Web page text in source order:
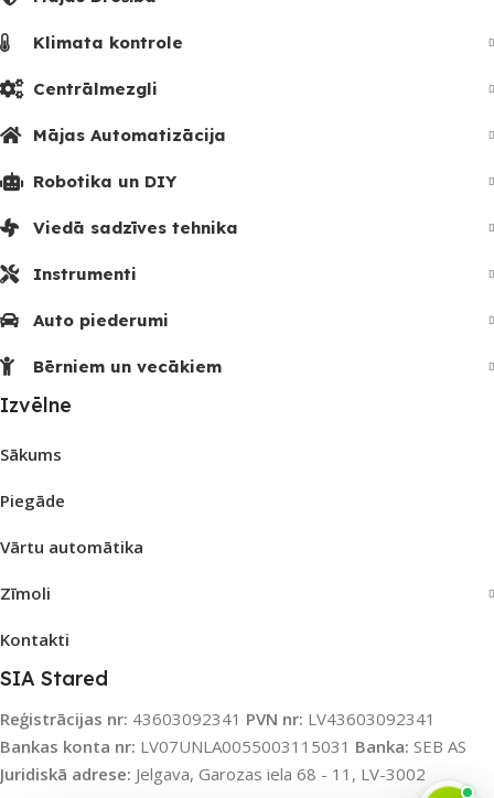
Klimata kontrole
Centrālmezgli
Mājas Automatizācija
Robotika un DIY
Viedā sadzīves tehnika
Instrumenti
Auto piederumi
Bērniem un vecākiem
Izvēlne
Sākums
Piegāde
Vārtu automātika
Zīmoli
Kontakti
SIA Stared
Reģistrācijas nr: 43603092341 PVN nr: LV43603092341
Bankas konta nr: LV07UNLA0055003115031 Banka: SEB AS
Juridiskā adrese: Jelgava, Garozas iela 68 - 11, LV-3002